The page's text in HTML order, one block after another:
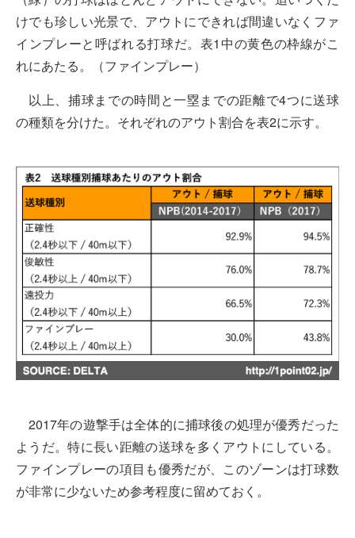
けでも珍しい光景で、アウトにできれば間違いなくファ
インプレーと呼ばれる打球だ。表1中の黄色の枠線がこ
れにあたる。
（ファインプレー）
以上、捕球までの時間と一塁までの距離で4つに送球
の種類を分けた。それぞれのアウト割合を表2に示す。
2017年の遊撃手は全体的に捕球後の処理が優秀だった
ようだ。特に長い距離の送球を多くアウトにしている。
ファインプレーの項目も優秀だが、このゾーンは打球数
が非常に少ないため参考程度に留めておく。